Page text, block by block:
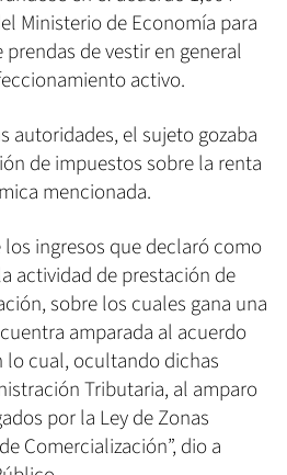
Ministerio de Economía para
de vestir en general
activo.
autoridades, el sujeto gozaba
de impuestos sobre la renta
mencionada.
ingresos que declaró como
actividad de prestación de
sobre los cuales gana una
amparada al acuerdo
lo cual, ocultando dichas
Tributaria, al amparo
por la Ley de Zonas
Comercialización”, dio a